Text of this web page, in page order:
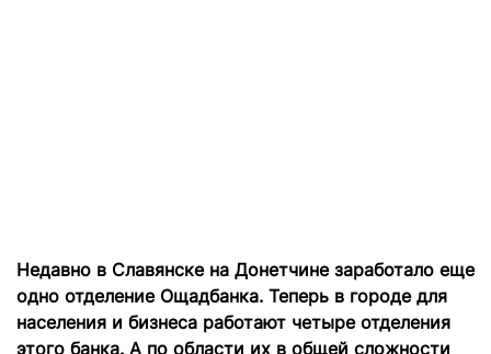
Недавно в Славянске на Донетчине заработало еще
одно отделение Ощадбанка. Теперь в городе для
населения и бизнеса работают четыре отделения
этого банка. А по области их в общей сложности